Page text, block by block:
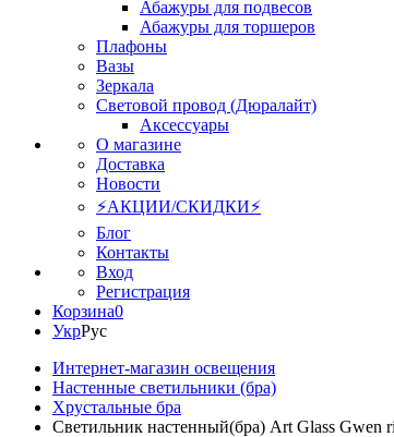
Абажуры для подвесов
Абажуры для торшеров
Плафоны
Вазы
Зеркала
Световой провод (Дюралайт)
Аксессуары
О магазине
Доставка
Новости
⚡АКЦИИ/СКИДКИ⚡
Блог
Контакты
Вход
Регистрация
Корзина0
УкрРус
Интернет-магазин освещения
Настенные светильники (бра)
Хрустальные бра
Светильник настенный(бра) Art Glass Gwen